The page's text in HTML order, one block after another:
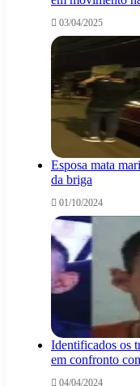
03/04/2025
Esposa mata
da briga
01/10/2024
Identificados os
em confronto
04/04/2024